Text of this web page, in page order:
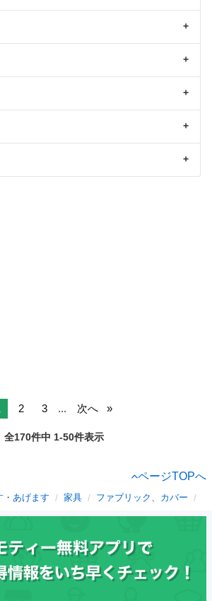
2 3 ... 次へ
全170件中 1-50件表示
ページTOPへ
・あげます 家具 ファブリック、カバー